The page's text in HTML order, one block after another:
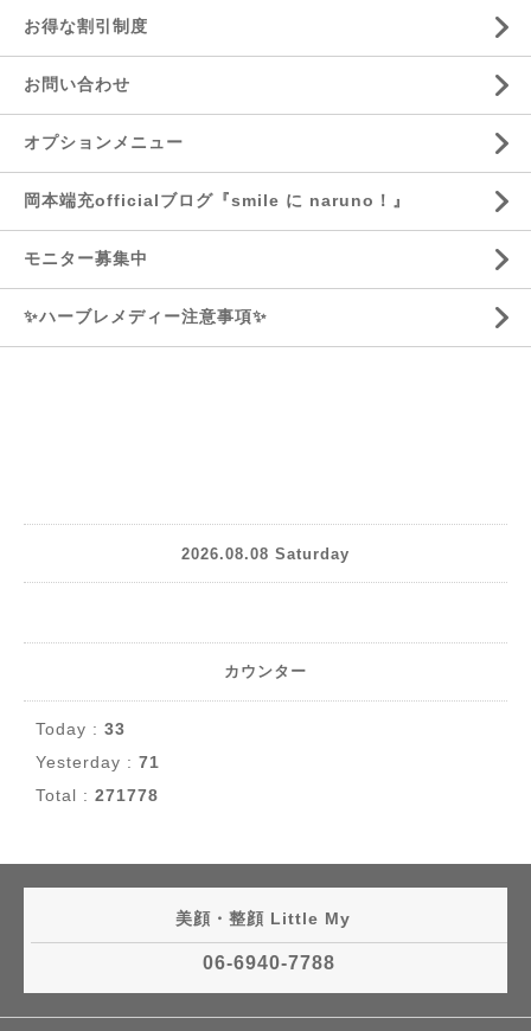
お得な割引制度
お問い合わせ
オプションメニュー
岡本端充officialブログ『smile に naruno！』
モニター募集中
✨ハーブレメディー注意事項✨
2026.08.08 Saturday
カウンター
Today : 33
Yesterday : 71
Total : 271778
美顔・整顔 Little My
06-6940-7788